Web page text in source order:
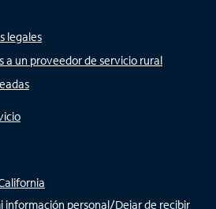
legales
a un proveedor de servicio rural
información personal/Dejar de recibir